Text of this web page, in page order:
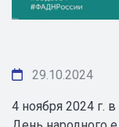
29.10.2024
4 ноября 2024 г.